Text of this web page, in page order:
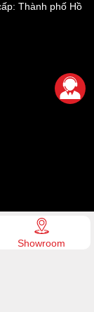
Showroom
Thành phố Hồ